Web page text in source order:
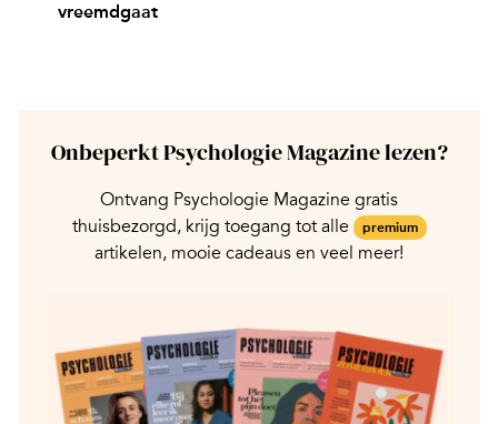
vreemdgaat
Onbeperkt Psychologie Magazine lezen?
Ontvang Psychologie Magazine gratis
thuisbezorgd, krijg toegang tot alle
premium
artikelen, mooie cadeaus en veel meer!